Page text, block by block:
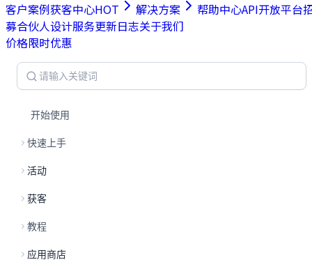
客户案例获客中心HOT 解决方案 帮助中心API开放平台
募合伙人设计服务更新日志关于我们
价格限时优惠
开始使用
快速上手
活动
获客
教程
应用商店